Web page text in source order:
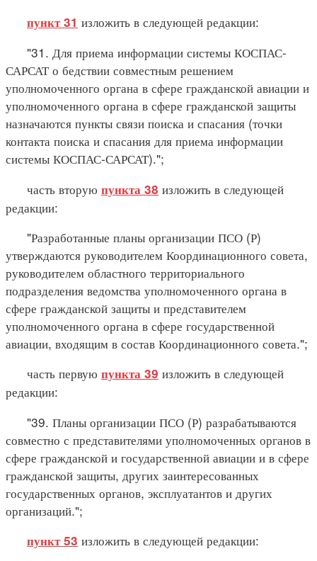
пункт 31 изложить в следующей редакции:
"31. Для приема информации системы КОСПАС-
САРСАТ о бедствии совместным решением
уполномоченного органа в сфере гражданской авиации и
уполномоченного органа в сфере гражданской защиты
назначаются пункты связи поиска и спасания (точки
контакта поиска и спасания для приема информации
системы КОСПАС-САРСАТ).";
часть вторую пункта 38 изложить в следующей
редакции:
"Разработанные планы организации ПСО (Р)
утверждаются руководителем Координационного совета,
руководителем областного территориального
подразделения ведомства уполномоченного органа в
сфере гражданской защиты и представителем
уполномоченного органа в сфере государственной
авиации, входящим в состав Координационного совета.";
часть первую пункта 39 изложить в следующей
редакции:
"39. Планы организации ПСО (Р) разрабатываются
совместно с представителями уполномоченных органов в
сфере гражданской и государственной авиации и в сфере
гражданской защиты, других заинтересованных
государственных органов, эксплуатантов и других
организаций.";
пункт 53 изложить в следующей редакции: